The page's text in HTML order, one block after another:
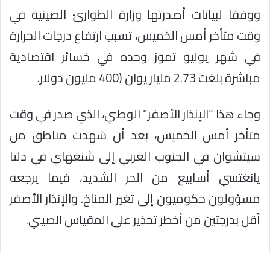
ووفقا لبيانات أصدرتها وزارة الطوارئ الصينية في
وقت متأخر أمس الخميس، تسبب ارتفاع درجات الحرارة
في شهر يوليو تموز وحده في خسائر اقتصادية
مباشرة بلغت 2.73 مليار يوان (400 مليون دولار.
وجاء هذا “الإنذار الأصفر” الوطني، الذي صدر في وقت
متأخر أمس الخميس، بعد أن شهدت مناطق من
سيتشوان في الجنوب الغربي إلى شنغهاي في دلتا
يانغتسي أسابيع من الحر الشديد، فيما يرجعه
مسؤولون حكوميون إلى تغير المناخ. والإنذار الأصفر
أقل بدرجتين من أخطر تحذير على المقياس الصيني.